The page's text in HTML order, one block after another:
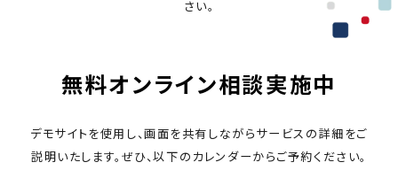
さい。
無料オンライン相談実施中
デモサイトを使用し、画面を共有しながらサービスの詳細をご
説明いたします。ぜひ、以下のカレンダーからご予約ください。